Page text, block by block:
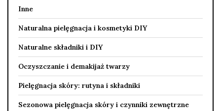
Inne
Naturalna pielęgnacja i kosmetyki DIY
Naturalne składniki i DIY
Oczyszczanie i demakijaż twarzy
Pielęgnacja skóry: rutyna i składniki
Sezonowa pielęgnacja skóry i czynniki zewnętrzne